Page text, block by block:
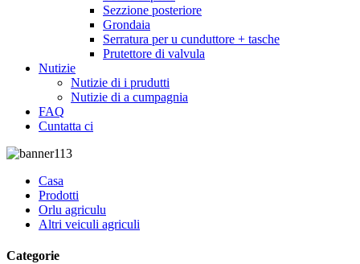
Sezzione posteriore
Grondaia
Serratura per u cunduttore + tasche
Prutettore di valvula
Nutizie
Nutizie di i prudutti
Nutizie di a cumpagnia
FAQ
Cuntatta ci
Casa
Prodotti
Orlu agriculu
Altri veiculi agriculi
Categorie